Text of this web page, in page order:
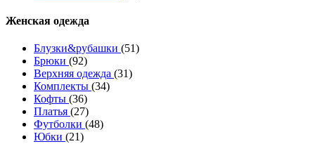
Женская одежда
Блузки&рубашки (51)
Брюки (92)
Верхняя одежда (31)
Комплекты (34)
Кофты (36)
Платья (27)
Футболки (48)
Юбки (21)